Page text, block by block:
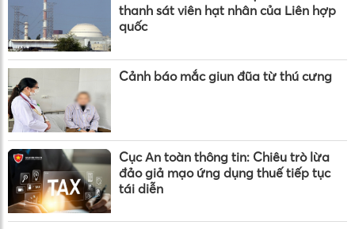
thanh sát viên hạt nhân của Liên hợp
quốc
Cảnh báo mắc giun đũa từ thú cưng
Cục An toàn thông tin: Chiêu trò lừa
đảo giả mạo ứng dụng thuế tiếp tục
tái diễn